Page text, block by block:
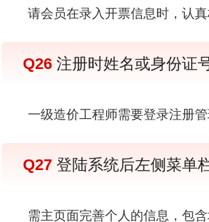
请会员在录入开票信息时，认
Q26 注册时姓名或身份证
一级造价工程师需要登录注册
Q27 登陆系统后左侧菜单
需主页面完善个人的信息，包